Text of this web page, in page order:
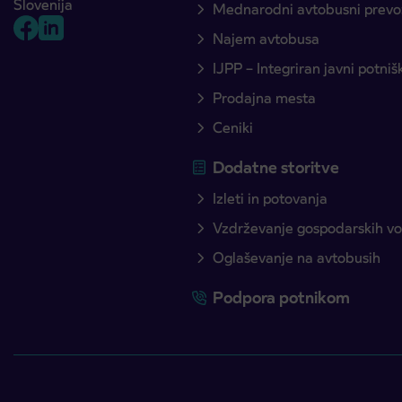
Slovenija
Mednarodni avtobusni
Najem avtobusa
IJPP – Integriran javni
Prodajna mesta
Ceniki
Dodatne storitve
Izleti in potovanja
Vzdrževanje gospodarskih
Oglaševanje na avtobusih
Podpora potnikom